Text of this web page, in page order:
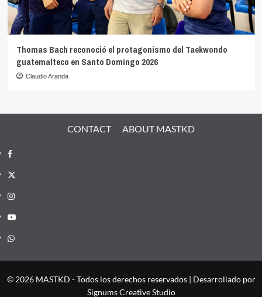
Thomas Bach reconoció el protagonismo del Taekwondo
guatemalteco en Santo Domingo 2026
Claudio Aranda
CONTACT ABOUT MASTKD
Facebook
X
Instagram
YouTube
Whatsapp